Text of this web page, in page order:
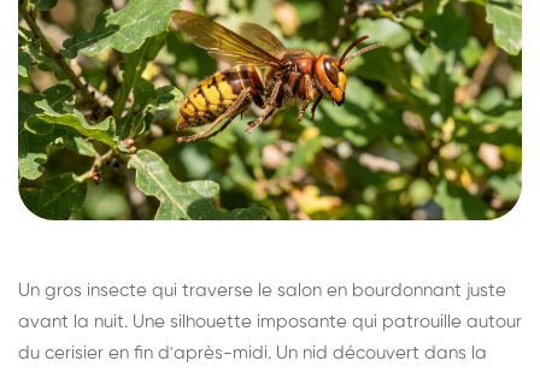
Un gros insecte qui traverse le salon en bourdonnant juste
avant la nuit. Une silhouette imposante qui patrouille autour
du cerisier en fin d'après-midi. Un nid découvert dans la